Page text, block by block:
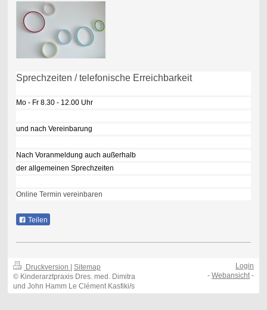
Sprechzeiten / telefonische Erreichbarkeit
Mo - Fr 8.30 - 12.00 Uhr
und nach Vereinbarung
Nach Voranmeldung auch außerhalb
der allgemeinen Sprechzeiten
Online Termin vereinbaren
Teilen
Druckversion | Sitemap
© Kinderarztpraxis Dres. med. Dimitra
und John Hamm Le Clément Kasfiki/s
Login
-Webansicht -